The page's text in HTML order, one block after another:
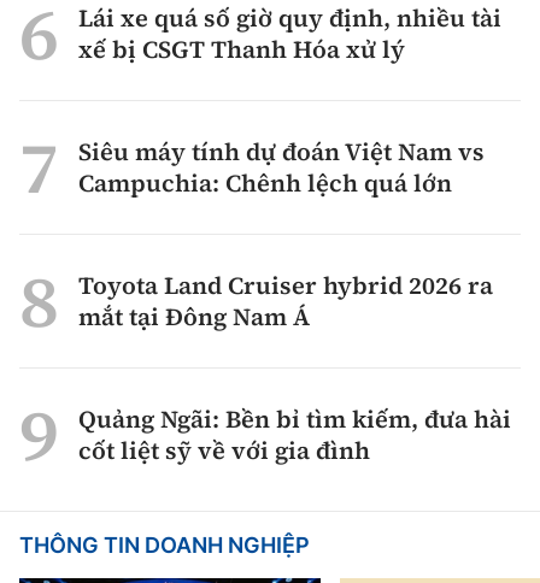
Lái xe quá số giờ quy định, nhiều tài
xế bị CSGT Thanh Hóa xử lý
Siêu máy tính dự đoán Việt Nam vs
Campuchia: Chênh lệch quá lớn
Toyota Land Cruiser hybrid 2026 ra
mắt tại Đông Nam Á
Quảng Ngãi: Bền bỉ tìm kiếm, đưa hài
cốt liệt sỹ về với gia đình
THÔNG TIN DOANH NGHIỆP